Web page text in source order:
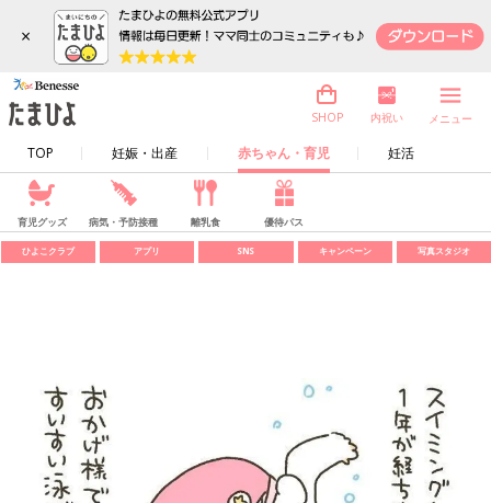
×
TOP 妊娠・出産 赤ちゃん・育児 妊活
SHOP 内祝い メニュー
育児グッズ 病気・予防接種 離乳食 優待パス
ひよこクラブ アプリ SNS キャンペーン 写真スタジオ